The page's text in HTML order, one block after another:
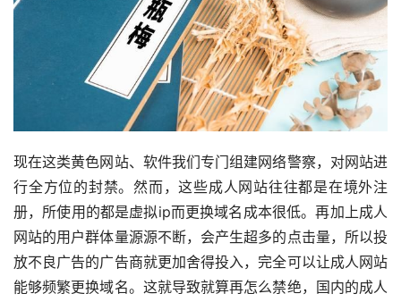
现在这类黄色网站、软件我们专门组建网络警察，对网站进
行全方位的封禁。然而，这些成人网站往往都是在境外注
册，所使用的都是虚拟ip而更换域名成本很低。再加上成人
网站的用户群体量源源不断，会产生超多的点击量，所以投
放不良广告的广告商就更加舍得投入，完全可以让成人网站
能够频繁更换域名。这就导致就算再怎么禁绝，国内的成人